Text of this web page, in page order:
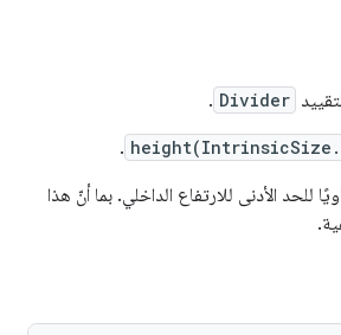
Divider
.
.
للحد الأدنى للارتفاع الداخلي. بما أنّ هذا